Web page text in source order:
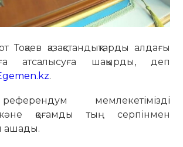
қазақстандықтарды алдағы
атсалысуға шақырды, деп
.
мемлекетімізді
қоғамды тың серпінмен
ашады.